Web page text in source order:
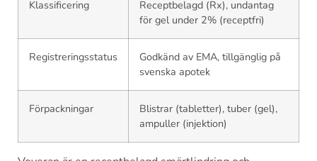
Klassificering
Receptbelagd (Rx), undantag
för gel under 2% (receptfri)
Registreringsstatus
Godkänd av EMA, tillgänglig på
svenska apotek
Förpackningar
Blistrar (tabletter), tuber (gel),
ampuller (injektion)